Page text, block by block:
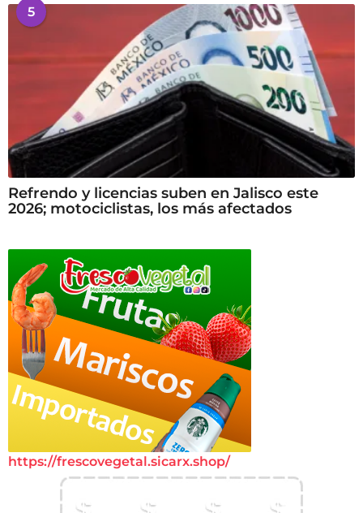
5
Refrendo y licencias suben en Jalisco este
2026; motociclistas, los más afectados
https://frescovegetal.sicarx.shop/